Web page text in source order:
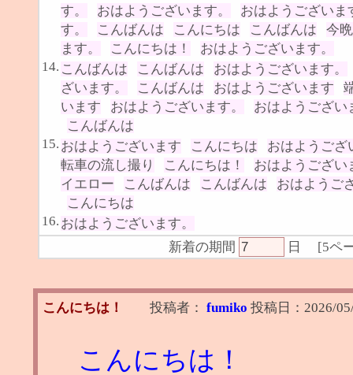
す。
おはようございます。
おはようございま
す。
こんばんは こんにちは こんばんは
今
ます。
こんにちは！
おはようございます。
14. こんばんは こんばんは
おはようございます。
ざいます。
こんばんは おはようございます
います
おはようございます。
おはようござい
こんばんは
15. おはようございます こんにちは
おはようござ
転車の流し撮り
こんにちは！
おはようござい
イエロー
こんばんは こんばんは
おはようご
こんにちは
16. おはようございます。
新着の期間
日 [5ペ
こんにちは！ 投稿者： fumiko 投稿日： 2026/
こんにちは！